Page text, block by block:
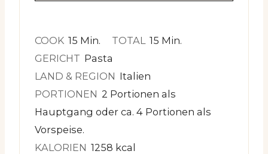
COOK 15 Minuten
Min. TOTAL 15 Minuten
Min.
GERICHT Pasta
LAND & REGION Italien
PORTIONEN 2 Portionen als
Hauptgang oder ca. 4 Portionen als
Vorspeise.
KALORIEN 1258 kcal